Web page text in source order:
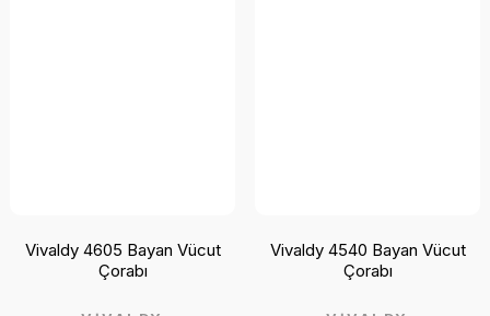
Vivaldy 4605 Bayan Vücut
Çorabı
Vivaldy 4540 Bayan Vücut
Çorabı